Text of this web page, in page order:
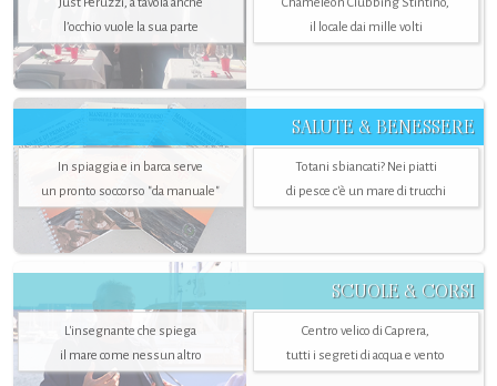
Just Peruzzi, a tavola anche
l’occhio vuole la sua parte
Chameleon Clubbing Stintino,
il locale dai mille volti
SALUTE & BENESSERE
In spiaggia e in barca serve
un pronto soccorso "da manuale"
Totani sbiancati? Nei piatti
di pesce c'è un mare di trucchi
SCUOLE & CORSI
L'insegnante che spiega
il mare come nessun altro
Centro velico di Caprera,
tutti i segreti di acqua e vento